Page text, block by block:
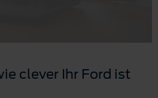
clever Ihr Ford ist